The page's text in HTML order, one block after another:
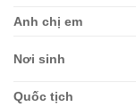
Anh chị em
Nơi sinh
Quốc tịch